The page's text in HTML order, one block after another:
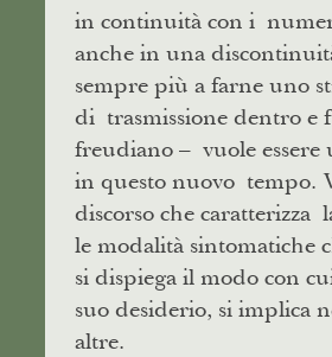
in continuità con i
anche in una
sempre più a farne uno
di trasmissione dentro e
freudiano – vuole essere
in questo nuovo tempo.
discorso che caratterizza
le modalità sintomatiche
si dispiega il modo con
suo desiderio, si implica
altre.